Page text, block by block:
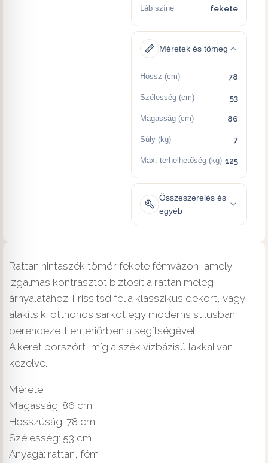
Láb színe fekete
Méretek és tömeg
Hossz (cm) 78
Szélesség (cm) 53
Magasság (cm) 86
Súly (kg) 7
Max. terhelhetőség (kg) 125
Összeszerelés és
egyéb
Rattan hintaszék tömör fekete fémvázon, amely
izgalmas kontrasztot biztosít a rattan meleg
árnyalatához. Frissítsd fel a klasszikus dekort, vagy
alakíts ki otthonos sarkot egy moderns stílusban
berendezett enteriőrben a segítségével.
A keret porszórt, míg a szék vízbázisú lakkal van
kezelve.
Mérete:
Magasság: 86 cm
Hosszúság: 78 cm
Szélesség: 53 cm
Anyaga: rattan, fém